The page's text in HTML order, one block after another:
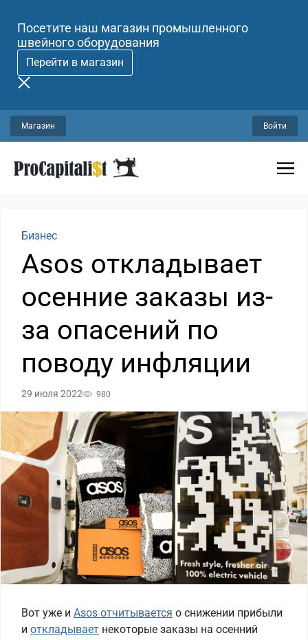
Посетите наш магазин промышленного
швейного оборудования
Перейти в магазин
Магазин Войти
Бизнес
Asos откладывает
осенние заказы из-
за опасений по
поводу инфляции
29 июля 2022 980
Вот уже и Asos отчитывается о снижении прибыли
и откладывает некоторые заказы на осенний